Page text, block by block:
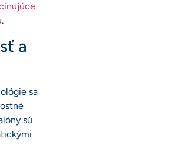
.
a
sa
sú